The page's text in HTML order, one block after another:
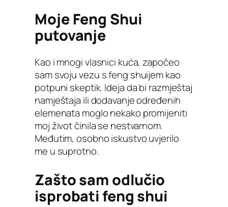
Moje Feng Shui
putovanje
Kao i mnogi vlasnici kuća, započeo
sam svoju vezu s feng shuijem kao
potpuni skeptik. Ideja da bi razmještaj
namještaja ili dodavanje određenih
elemenata moglo nekako promijeniti
moj život činila se nestvarnom.
Međutim, osobno iskustvo uvjerilo
me u suprotno.
Zašto sam odlučio
isprobati feng shui